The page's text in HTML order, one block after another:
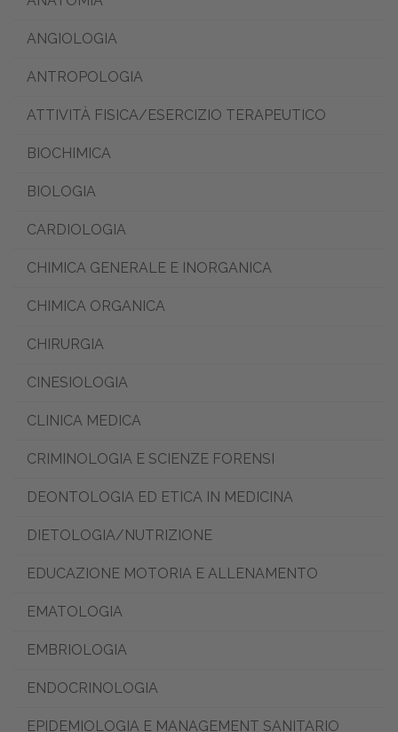
ANGIOLOGIA
ANTROPOLOGIA
ATTIVITÀ FISICA/ESERCIZIO TERAPEUTICO
BIOCHIMICA
BIOLOGIA
CARDIOLOGIA
CHIMICA GENERALE E INORGANICA
CHIMICA ORGANICA
CHIRURGIA
CINESIOLOGIA
CLINICA MEDICA
CRIMINOLOGIA E SCIENZE FORENSI
DEONTOLOGIA ED ETICA IN MEDICINA
DIETOLOGIA/NUTRIZIONE
EDUCAZIONE MOTORIA E ALLENAMENTO
EMATOLOGIA
EMBRIOLOGIA
ENDOCRINOLOGIA
EPIDEMIOLOGIA E MANAGEMENT SANITARIO